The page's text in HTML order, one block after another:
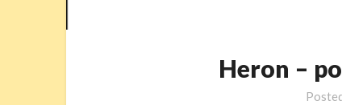
Heron –